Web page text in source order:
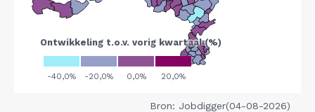
Bron: Jobdigger(04-08-2026)